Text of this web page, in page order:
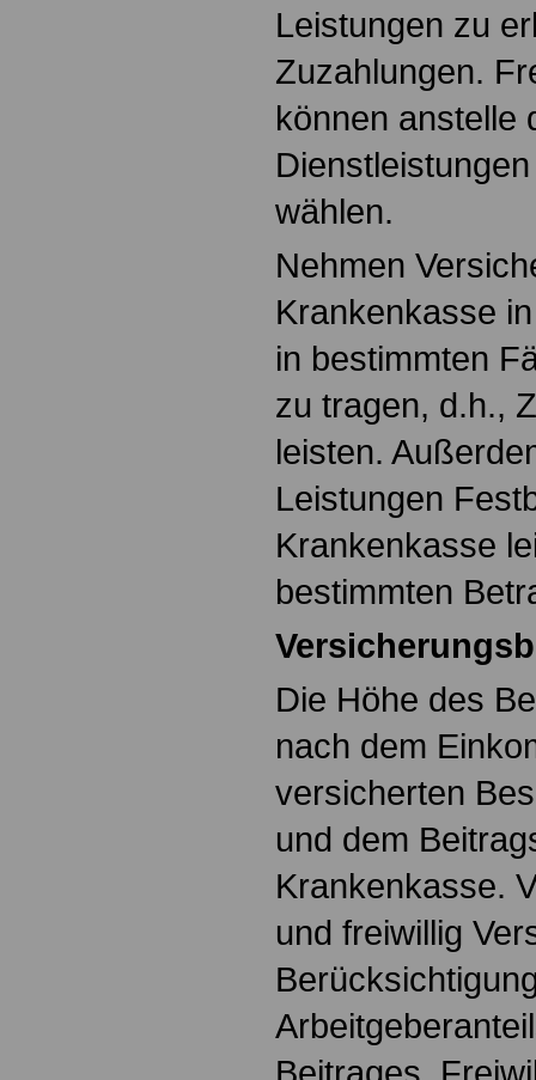
Leistungen zu
Zuzahlungen.
können anstelle
wählen.
Nehmen
Krankenkasse
in bestimmten
zu tragen, d.h.,
leisten.
Leistungen
Krankenkasse
bestimmten
Die Höhe des
nach dem
versicherten
und dem
Krankenkasse.
und freiwillig